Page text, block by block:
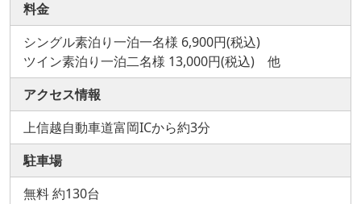
料金
シングル素泊り一泊一名様 6,900円(税込)
ツイン素泊り一泊二名様 13,000円(税込) 他
アクセス情報
上信越自動車道富岡ICから約3分
駐車場
無料 約130台